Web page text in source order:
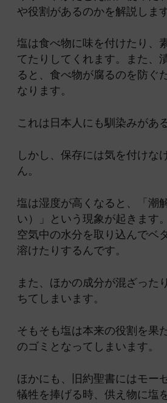
や役割があるのかを解説しま
塩は食べ物に味を付けたり、
てたりしてくれます。また、
ると、食べ物が腐るのを防ぐ
なります。
これは日本人にも馴染みがあ
しかし、保存には気を付けな
ん。
塩は湿度が高くなると、「潮
い）」という現象が起きます
空気中の水分を取り込んでベ
溶けたりするんです。
また、ほかの成分が混ざった
ちてしまいます。
そもそも塩は本来の役割を果
のゴミとなってしまいます。
ほかにも、旧約聖書にはモー
犠牲を捧げる時、供え物に塩